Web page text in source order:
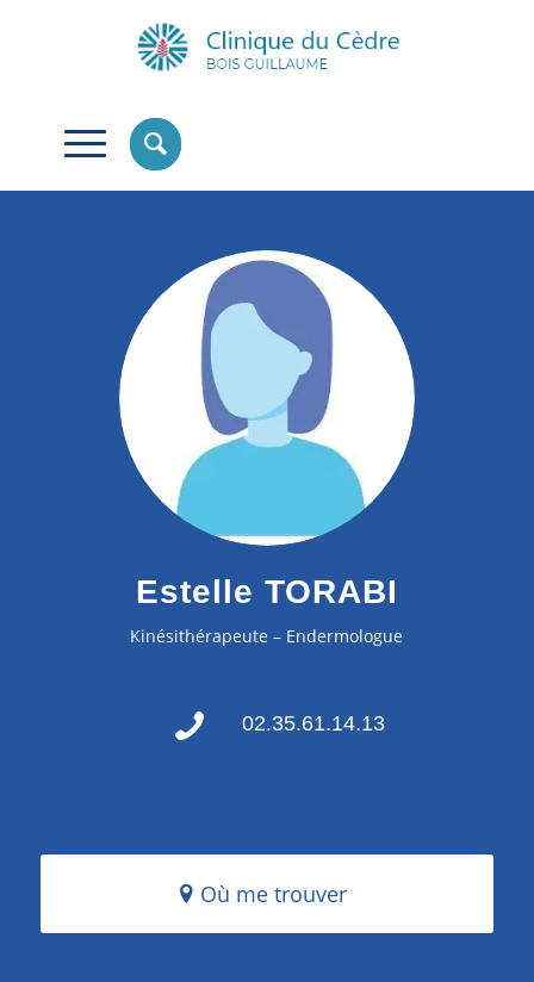
Estelle TORABI
Kinésithérapeute – Endermologue
02.35.61.14.13
Où me trouver